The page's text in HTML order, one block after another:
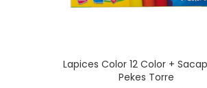
Lapices Color 12 Color +
Pekes Torre